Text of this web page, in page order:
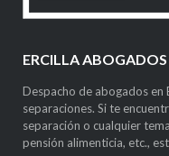
ERCILLA
Despacho de abogados
separaciones. Si te
separación o cualquier
pensión alimenticia, etc.,